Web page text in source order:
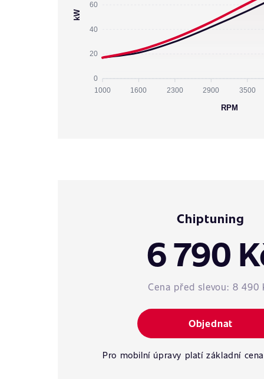
60
40
20
0
kW
1000 1600 2300 2900 3500
RPM
Chiptuning
6 790
Cena před slevou: 8 490
Objednat
Pro mobilní úpravy platí základní